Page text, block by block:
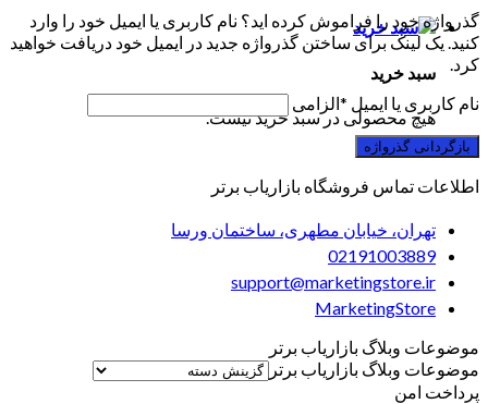
سبد خرید
هیچ محصولی در سبد خرید نیست.
گذرواژه خود را فراموش کرده اید؟ نام کاربری یا ایمیل خود را وارد
کنید. یک لینک برای ساختن گذرواژه جدید در ایمیل خود دریافت خواهید
کرد.
نام کاربری یا ایمیل *الزامی
بازگردانی گذرواژه
اطلاعات تماس فروشگاه بازاریاب برتر
تهران، خیابان مطهری، ساختمان ورسا
02191003889
support@marketingstore.ir
MarketingStore
موضوعات وبلاگ بازاریاب برتر
موضوعات وبلاگ بازاریاب برتر
پرداخت امن